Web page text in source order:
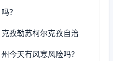
吗？
克孜勒苏柯尔克孜自治
州今天有风寒风险吗？